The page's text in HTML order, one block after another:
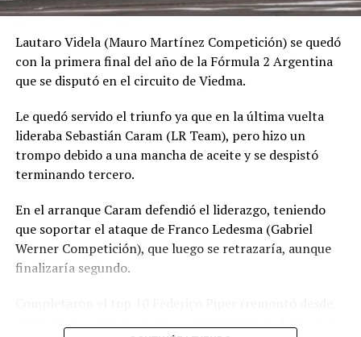
Lautaro Videla (Mauro Martínez Competición) se quedó
con la primera final del año de la Fórmula 2 Argentina
que se disputó en el circuito de Viedma.
Le quedó servido el triunfo ya que en la última vuelta
lideraba Sebastián Caram (LR Team), pero hizo un
trompo debido a una mancha de aceite y se despistó
terminando tercero.
En el arranque Caram defendió el liderazgo, teniendo
que soportar el ataque de Franco Ledesma (Gabriel
Werner Competición), que luego se retrazaría, aunque
finalizaría segundo.